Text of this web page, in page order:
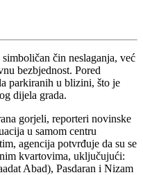
čin neslaganja, već
bezbjednost. Pored
parkiranih u blizini, što je
dijela grada.
gorjeli, reporteri novinske
u samom centru
agencija potvrđuje da su se
kvartovima, uključujući:
Abad), Pasdaran i Nizam